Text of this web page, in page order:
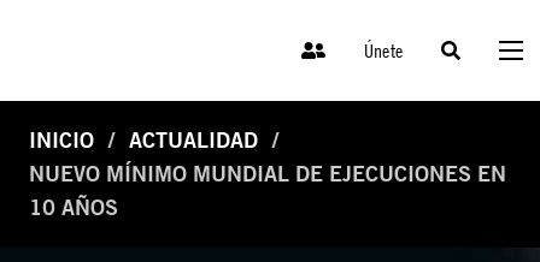
Únete
INICIO
ACTUALIDAD
NUEVO MÍNIMO MUNDIAL DE EJECUCIONES EN
10 AÑOS